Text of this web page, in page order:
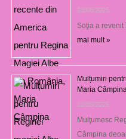
23/08/2025
Soţia a revenit
mai mult »
Mulțumiri
Maria
22/05/2025
Mulţumesc
Câmpina